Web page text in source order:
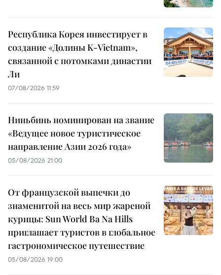
Республика Корея инвестирует в
создание «Долины K-Vietnam»,
связанной с потомками династии
Ли
07/08/2026 11:59
Ниньбинь номинирован на звание
«Ведущее новое туристическое
направление Азии 2026 года»
05/08/2026 21:00
От французской выпечки до
знаменитой на весь мир жареной
курицы: Sun World Ba Na Hills
приглашает туристов в глобальное
гастрономическое путешествие
05/08/2026 19:00